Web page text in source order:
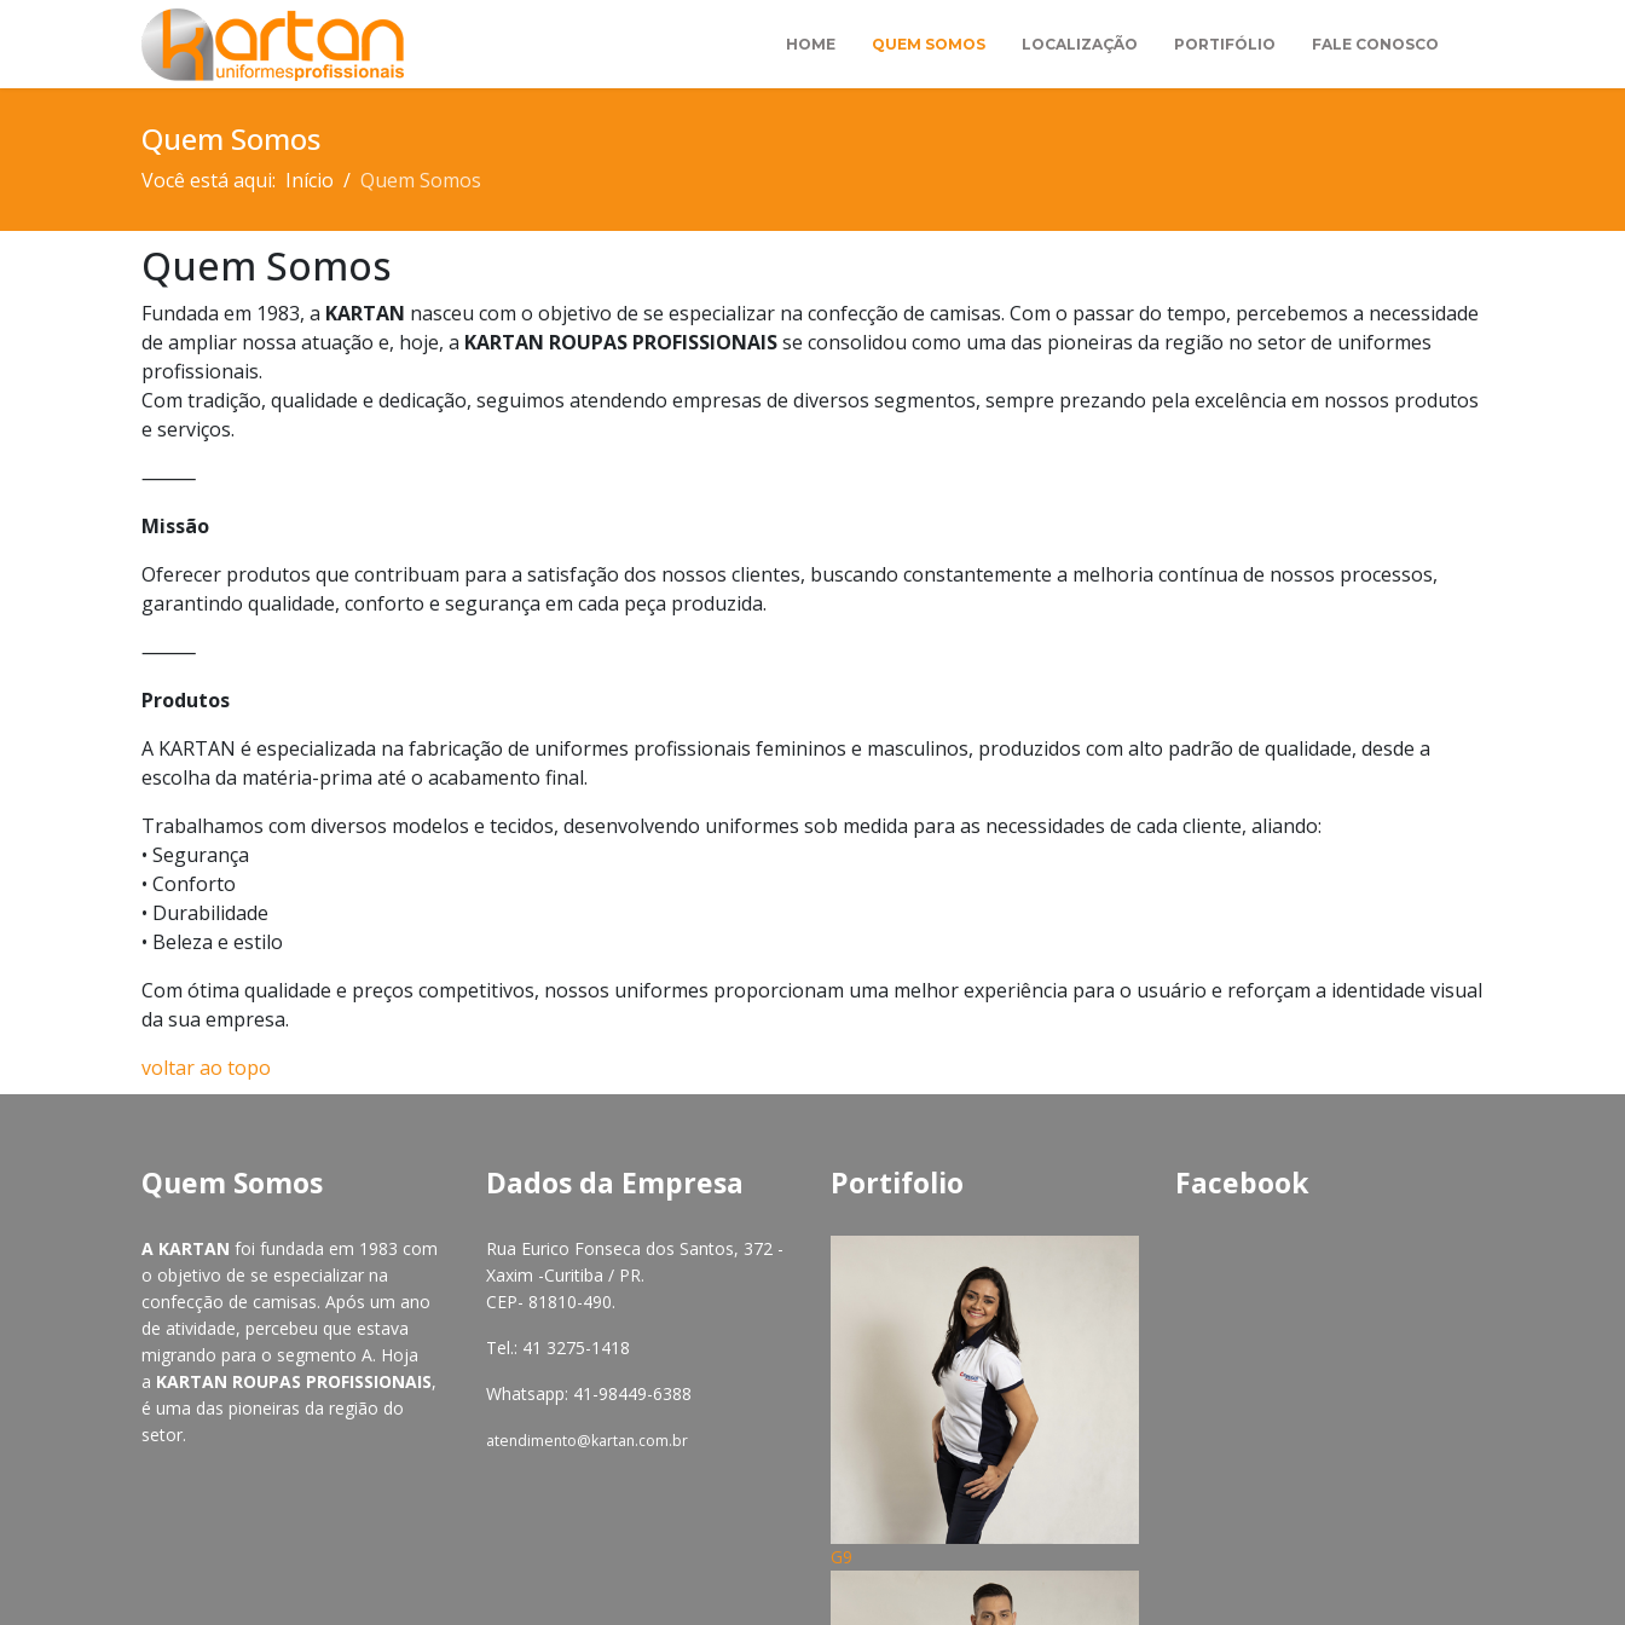
HOME QUEM SOMOS LOCALIZAÇÃO PORTIFÓLIO FALE CONOSCO
Quem Somos
Você está aqui: Início Quem Somos
Quem Somos
Fundada em 1983, a KARTAN nasceu com o objetivo de se especializar na confecção de camisas. Com o passar do tempo, percebemos a necessidade
de ampliar nossa atuação e, hoje, a KARTAN ROUPAS PROFISSIONAISse consolidou como uma das pioneiras da região no setor de uniformes
profissionais.
Com tradição, qualidade e dedicação, seguimos atendendo empresas de diversos segmentos, sempre prezando pela excelência em nossos produtos
e serviços.
⸻
Missão
Oferecer produtos que contribuam para a satisfação dos nossos clientes, buscando constantemente a melhoria contínua de nossos processos,
garantindo qualidade, conforto e segurança em cada peça produzida.
⸻
Produtos
A KARTAN é especializada na fabricação de uniformes profissionais femininos e masculinos, produzidos com alto padrão de qualidade, desde a
escolha da matéria-prima até o acabamento final.
Trabalhamos com diversos modelos e tecidos, desenvolvendo uniformes sob medida para as necessidades de cada cliente, aliando:
• Segurança
• Conforto
• Durabilidade
• Beleza e estilo
Com ótima qualidade e preços competitivos, nossos uniformes proporcionam uma melhor experiência para o usuário e reforçam a identidade visual
da sua empresa.
voltar ao topo
Quem Somos
A KARTAN foi fundada em 1983 com
o objetivo de se especializar na
confecção de camisas. Após um ano
de atividade, percebeu que estava
migrando para o segmento A. Hoja
a KARTAN ROUPAS PROFISSIONAIS,
é uma das pioneiras da região do
setor.
Dados da Empresa
Rua Eurico Fonseca dos Santos, 372 -
Xaxim -Curitiba / PR.
CEP- 81810-490.
Tel.: 41 3275-1418
Whatsapp: 41-98449-6388
atendimento@kartan.com.br
Portifolio
G9
Facebook